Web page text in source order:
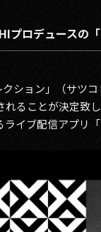
プロデュースの
ション」（サツ
ることが決定致
イブ配信アプリ